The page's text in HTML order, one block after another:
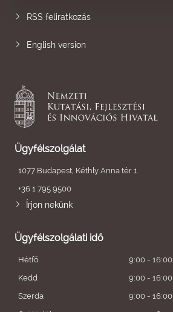
RSS feliratkozás
English version
Ügyfélszolgálat
1077 Budapest, Kéthly Anna tér 1.
+36 1 795 9500
Írjon nekünk
Ügyfélszolgálati idő
Hétfő
9:00 - 16:00
Kedd
9:00 - 16:00
Szerda
9:00 - 16:00